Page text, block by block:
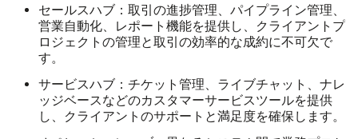
セールスハブ： 取引の進捗管理、パイプライン管理、
営業自動化、レポート機能を提供し、クライアントプ
ロジェクトの管理と取引の効率的な成約に不可欠で
す。
サービスハブ： チケット管理、ライブチャット、ナレ
ッジベースなどのカスタマーサービスツールを提供
し、クライアントのサポートと満足度を確保します。